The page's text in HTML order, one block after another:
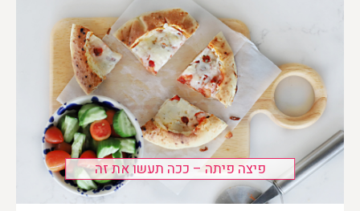
פיצה פיתה – ככה תעשו את זה